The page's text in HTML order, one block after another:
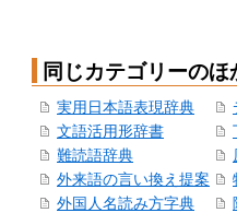
同じカテゴリーのほ
実用日本語表現辞典
文語活用形辞書
難読語辞典
外来語の言い換え提案
外国人名読み方字典